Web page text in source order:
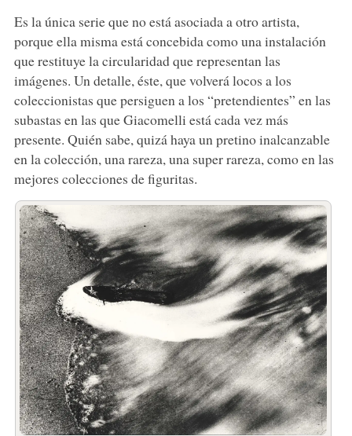
Es la única serie que no está asociada a otro artista,
porque ella misma está concebida como una instalación
que restituye la circularidad que representan las
imágenes. Un detalle, éste, que volverá locos a los
coleccionistas que persiguen a los “pretendientes” en las
subastas en las que Giacomelli está cada vez más
presente. Quién sabe, quizá haya un pretino inalcanzable
en la colección, una rareza, una super rareza, como en las
mejores colecciones de figuritas.